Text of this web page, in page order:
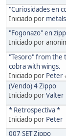
"Curiosidades en
Iniciado por
"Fogonazo" en
Iniciado por
"Tesoro" from the
cobra with wings.
Iniciado por Peter
(Vendo) 4 Zippo
Iniciado porValter
* Retrospectiva *
Iniciado por Peter
007 SET Zippo